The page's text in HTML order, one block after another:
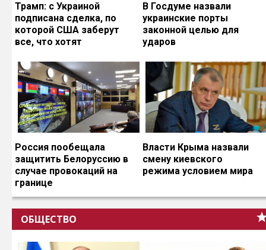
Трамп: с Украиной
подписана сделка, по
которой США заберут
все, что хотят
В Госдуме назвали
украинские порты
законной целью для
ударов
Россия пообещала
защитить Белоруссию в
случае провокаций на
границе
Власти Крыма назвали
смену киевского
режима условием мира
ОБЩЕСТВО